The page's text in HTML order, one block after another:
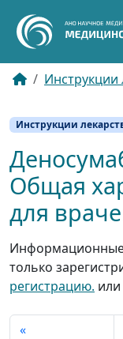
Инструкции
Инструкции
Общая
для
Информационные
только
регистрацию. или